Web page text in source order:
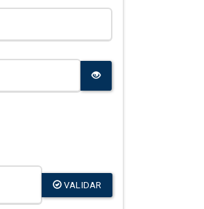
VALIDAR